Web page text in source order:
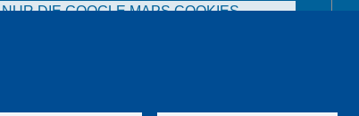
NUR DIE GOOGLE MAPS COOKIES